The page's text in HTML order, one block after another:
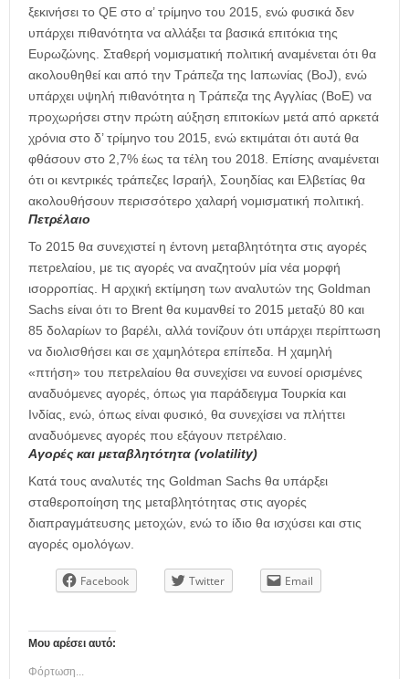
ξεκινήσει το QΕ στο α’ τρίμηνο του 2015, ενώ φυσικά δεν
υπάρχει πιθανότητα να αλλάξει τα βασικά επιτόκια της
Ευρωζώνης. Σταθερή νομισματική πολιτική αναμένεται ότι θα
ακολουθηθεί και από την Τράπεζα της Ιαπωνίας (BoJ), ενώ
υπάρχει υψηλή πιθανότητα η Τράπεζα της Αγγλίας (ΒοΕ) να
προχωρήσει στην πρώτη αύξηση επιτοκίων μετά από αρκετά
χρόνια στο δ’ τρίμηνο του 2015, ενώ εκτιμάται ότι αυτά θα
φθάσουν στο 2,7% έως τα τέλη του 2018. Επίσης αναμένεται
ότι οι κεντρικές τράπεζες Ισραήλ, Σουηδίας και Ελβετίας θα
ακολουθήσουν περισσότερο χαλαρή νομισματική πολιτική.
Πετρέλαιο
Το 2015 θα συνεχιστεί η έντονη μεταβλητότητα στις αγορές
πετρελαίου, με τις αγορές να αναζητούν μία νέα μορφή
ισορροπίας. Η αρχική εκτίμηση των αναλυτών της Goldman
Sachs είναι ότι το Brent θα κυμανθεί το 2015 μεταξύ 80 και
85 δολαρίων το βαρέλι, αλλά τονίζουν ότι υπάρχει περίπτωση
να διολισθήσει και σε χαμηλότερα επίπεδα. Η χαμηλή
«πτήση» του πετρελαίου θα συνεχίσει να ευνοεί ορισμένες
αναδυόμενες αγορές, όπως για παράδειγμα Τουρκία και
Ινδίας, ενώ, όπως είναι φυσικό, θα συνεχίσει να πλήττει
αναδυόμενες αγορές που εξάγουν πετρέλαιο.
Αγορές και μεταβλητότητα (volatility)
Κατά τους αναλυτές της Goldman Sachs θα υπάρξει
σταθεροποίηση της μεταβλητότητας στις αγορές
διαπραγμάτευσης μετοχών, ενώ το ίδιο θα ισχύσει και στις
αγορές ομολόγων.
Facebook Twitter Email
Μου αρέσει αυτό:
Φόρτωση...